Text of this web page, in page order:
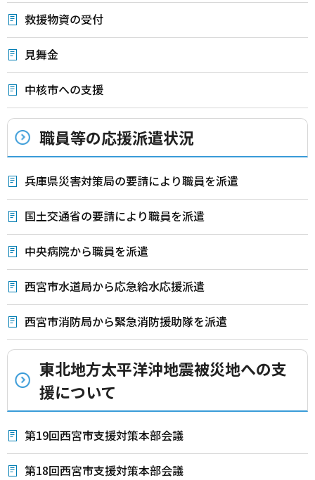
救援物資の受付
見舞金
中核市への支援
職員等の応援派遣状況
兵庫県災害対策局の要請により職員を派遣
国土交通省の要請により職員を派遣
中央病院から職員を派遣
西宮市水道局から応急給水応援派遣
西宮市消防局から緊急消防援助隊を派遣
東北地方太平洋沖地震被災地への支
援について
第19回西宮市支援対策本部会議
第18回西宮市支援対策本部会議